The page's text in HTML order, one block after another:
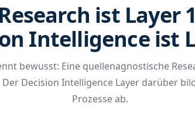
Research ist Layer
Intelligence ist
bewusst: Eine quellenagnostische
Decision Intelligence Layer darüber
Prozesse ab.